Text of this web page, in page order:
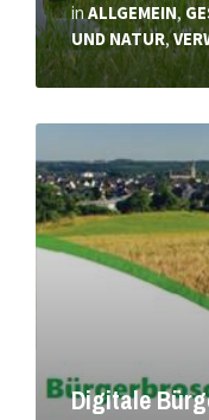
inALLGEMEIN,
UND NATUR,
Digitale
Mehr
erfahren